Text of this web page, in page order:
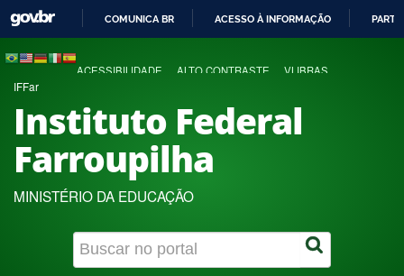
COMUNICA BR ACESSO À INFORMAÇÃO
ACESSIBILIDADE ALTO CONTRASTE VLIBRAS
IFFar
Instituto Federal
Farroupilha
MINISTÉRIO DA EDUCAÇÃO